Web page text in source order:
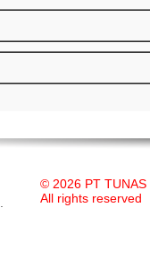
© 2026 PT TUNAS
All rights reserved